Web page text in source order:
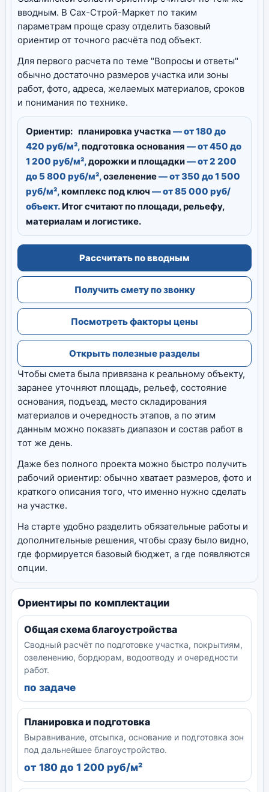
вводным. В Сах-Строй-Маркет по таким
параметрам проще сразу отделить базовый
ориентир от точного расчёта под объект.
Для первого расчета по теме "Вопросы и ответы"
обычно достаточно размеров участка или зоны
работ, фото, адреса, желаемых материалов, сроков
и понимания по технике.
Ориентир: планировка участка — от 180 до
420 руб/м²,подготовка основания — от 450 до
1 200 руб/м²,дорожки и площадки— от 2 200
до 5 800 руб/м²,озеленение— от 350 до 1 500
руб/м²,комплекс под ключ — от 85 000 руб/
объект. Итог считают по площади, рельефу,
материалам и логистике.
Рассчитать по вводным
Получить смету по звонку
Посмотреть факторы цены
Открыть полезные разделы
Чтобы смета была привязана к реальному объекту,
заранее уточняют площадь, рельеф, состояние
основания, подъезд, место складирования
материалов и очередность этапов, а по этим
данным можно показать диапазон и состав работ в
тот же день.
Даже без полного проекта можно быстро получить
рабочий ориентир: обычно хватает размеров, фото и
краткого описания того, что именно нужно сделать
на участке.
На старте удобно разделить обязательные работы и
дополнительные решения, чтобы сразу было видно,
где формируется базовый бюджет, а где появляются
опции.
Ориентиры по комплектации
Общая схема благоустройства
Сводный расчёт по подготовке участка, покрытиям,
озеленению, бордюрам, водоотводу и очередности
работ.
по задаче
Планировка и подготовка
Выравнивание, отсыпка, основание и подготовка зон
под дальнейшее благоустройство.
от 180 до 1 200 руб/м²